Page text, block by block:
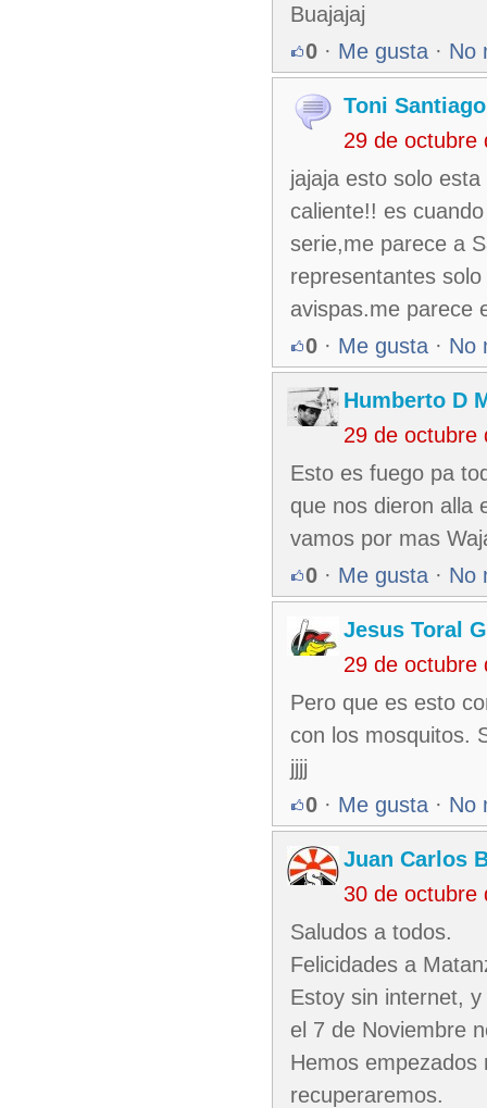
Buajajaj
0 · Me gusta · No
Toni Santiago
29 de octubre
jajaja esto solo
caliente!! es
serie,me parece a
representantes
avispas.me parece
0 · Me gusta · No
Humberto D
29 de octubre
Esto es fuego pa
que nos dieron alla
vamos por mas
0 · Me gusta · No
Jesus Toral
29 de octubre
Pero que es esto
con los mosquitos.
jjjj
0 · Me gusta · No
Juan Carlos
30 de octubre
Saludos a todos.
Felicidades a
Estoy sin internet,
el 7 de Noviembre
Hemos
recuperaremos.